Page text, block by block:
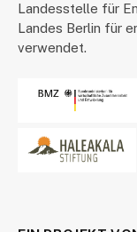
Landesstelle für
Landes Berlin für
verwendet.